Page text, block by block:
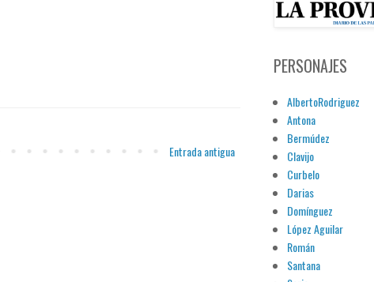
Entrada antigua
PERSONAJES
AlbertoRodriguez
Antona
Bermúdez
Clavijo
Curbelo
Darias
Domínguez
López Aguilar
Román
Santana